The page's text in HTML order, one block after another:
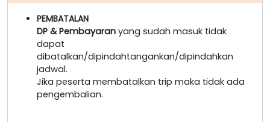
PEMBATALAN
DP & Pembayaran yang sudah masuk tidak
dapat
dibatalkan/dipindahtangankan/dipindahkan
jadwal.
Jika peserta membatalkan trip maka tidak ada
pengembalian.